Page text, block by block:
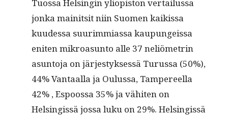
Tuos­sa Helsin­gin yliopis­ton ver­tailus­sa
jon­ka mainit­sit niin Suomen kaikissa
kuudessa suurim­mi­as­sa kaupungeis­sa
eniten mikroa­sun­to alle 37 neliömetrin
asun­to­ja on järjestyk­sessä Turus­sa (50%),
44% Van­taal­la ja Oulus­sa, Tam­pereel­la
42% , Espoos­sa 35% ja vähiten on
Helsingis­sä jos­sa luku on 29%. Helsingis­sä